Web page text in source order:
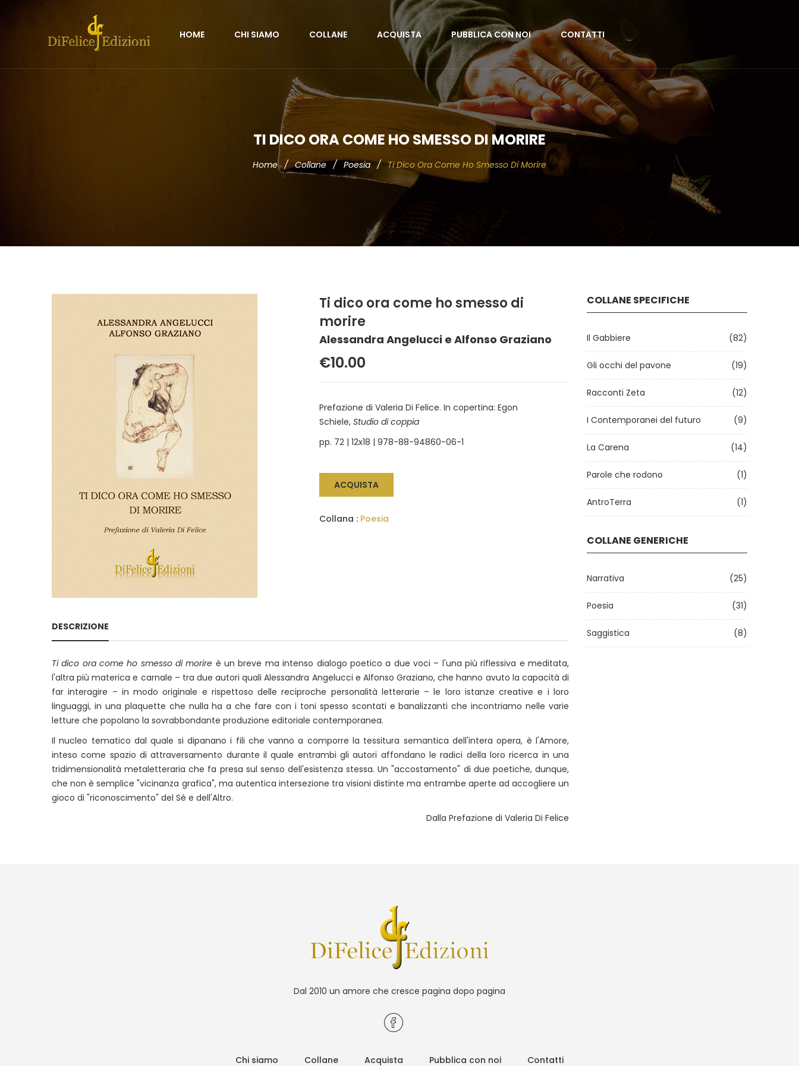
HOME CHI SIAMO COLLANE ACQUISTA PUBBLICA CON NOI CONTATTI
TI DICO ORA COME HO SMESSO DI MORIRE
Home / Collane / Poesia / Ti Dico Ora Come Ho Smesso Di Morire
Ti dico ora come ho smesso di
morire
Alessandra Angelucci e Alfonso Graziano
€10.00
Prefazione di Valeria Di Felice. In copertina: Egon
Schiele, Studio di coppia
pp. 72 | 12x18 | 978-88-94860-06-1
ACQUISTA
Collana : Poesia
DESCRIZIONE
Ti dico ora come ho smesso di morire è un breve ma intenso dialogo poetico a due voci – l'una più riflessiva e meditata,
l'altra più materica e carnale – tra due autori quali Alessandra Angelucci e Alfonso Graziano, che hanno avuto la capacità di
far interagire – in modo originale e rispettoso delle reciproche personalità letterarie – le loro istanze creative e i loro
linguaggi, in una plaquette che nulla ha a che fare con i toni spesso scontati e banalizzanti che incontriamo nelle varie
letture che popolano la sovrabbondante produzione editoriale contemporanea.
Il nucleo tematico dal quale si dipanano i fili che vanno a comporre la tessitura semantica dell'intera opera, è l'Amore,
inteso come spazio di attraversamento durante il quale entrambi gli autori affondano le radici della loro ricerca in una
tridimensionalità metaletteraria che fa presa sul senso dell'esistenza stessa. Un "accostamento" di due poetiche, dunque,
che non è semplice "vicinanza grafica", ma autentica intersezione tra visioni distinte ma entrambe aperte ad accogliere un
gioco di "riconoscimento" del Sé e dell'Altro.
Dalla Prefazione di Valeria Di Felice
COLLANE SPECIFICHE
Il Gabbiere (82)
Gli occhi del pavone (19)
Racconti Zeta (12)
I Contemporanei del futuro (9)
La Carena (14)
Parole che rodono (1)
AntroTerra (1)
COLLANE GENERICHE
Narrativa (25)
Poesia (31)
Saggistica (8)
Dal 2010 un amore che cresce pagina dopo pagina
Chi siamo Collane Acquista Pubblica con noi Contatti